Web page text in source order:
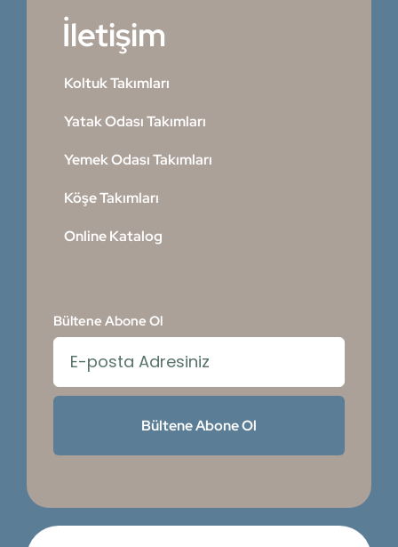
İletişim
Koltuk Takımları
Yatak Odası Takımları
Yemek Odası Takımları
Köşe Takımları
Online Katalog
Bültene Abone Ol
Bültene Abone Ol